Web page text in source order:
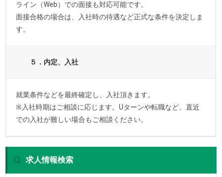
ライン（Web）での面接も対応可能です。
面接合格の場合は、入社時の待遇など正式な条件を決定しま
す。
５．内定、入社
就業条件などを最終確定し、入社頂きます。
※入社時期はご相談に応じます。Uターンや転職など、直近
での入社が難しい場合もご相談ください。
求人情報検索